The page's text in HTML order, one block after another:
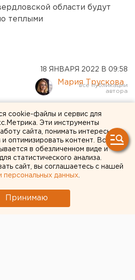
области будут
теплыми
18 ЯНВАРЯ 2022 В 09:58
Мария Трускова
Урале на
направят
cookie-файлы и сервис для
Эти инструменты
сайта, понимать интересы
оптимизировать контент. Вся
в обезличенном виде и
статистического анализа.
сайт, вы соглашаетесь с нашей
персональных данных
Принимаю